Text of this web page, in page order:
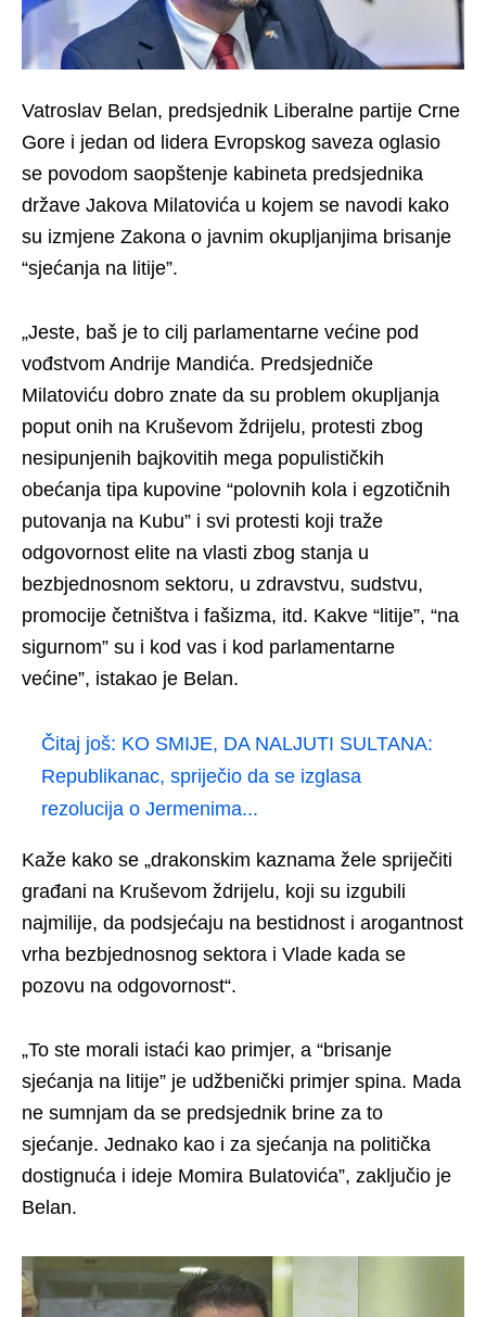
Vatroslav Belan, predsjednik Liberalne partije Crne
Gore i jedan od lidera Evropskog saveza oglasio
se povodom saopštenje kabineta predsjednika
države Jakova Milatovića u kojem se navodi kako
su izmjene Zakona o javnim okupljanjima brisanje
“sjećanja na litije”.
„Jeste, baš je to cilj parlamentarne većine pod
vođstvom Andrije Mandića. Predsjedniče
Milatoviću dobro znate da su problem okupljanja
poput onih na Kruševom ždrijelu, protesti zbog
nesipunjenih bajkovitih mega populističkih
obećanja tipa kupovine “polovnih kola i egzotičnih
putovanja na Kubu” i svi protesti koji traže
odgovornost elite na vlasti zbog stanja u
bezbjednosnom sektoru, u zdravstvu, sudstvu,
promocije četništva i fašizma, itd. Kakve “litije”, “na
sigurnom” su i kod vas i kod parlamentarne
većine”, istakao je Belan.
Čitaj još: KO SMIJE, DA NALJUTI SULTANA:
Republikanac, spriječio da se izglasa
rezolucija o Jermenima...
Kaže kako se „drakonskim kaznama žele spriječiti
građani na Kruševom ždrijelu, koji su izgubili
najmilije, da podsjećaju na bestidnost i arogantnost
vrha bezbjednosnog sektora i Vlade kada se
pozovu na odgovornost“.
„To ste morali istaći kao primjer, a “brisanje
sjećanja na litije” je udžbenički primjer spina. Mada
ne sumnjam da se predsjednik brine za to
sjećanje. Jednako kao i za sjećanja na politička
dostignuća i ideje Momira Bulatovića”, zaključio je
Belan.